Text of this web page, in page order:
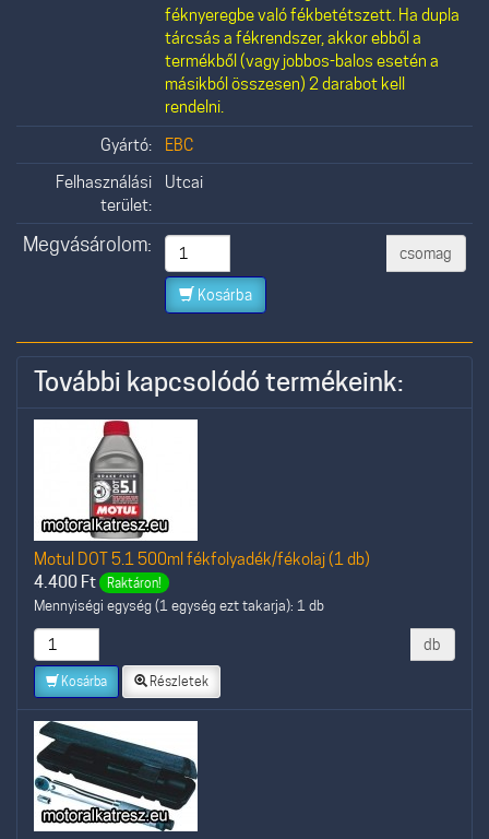
féknyeregbe való fékbetétszett. Ha dupla
tárcsás a fékrendszer, akkor ebből a
termékből (vagy jobbos-balos esetén a
másikból összesen) 2 darabot kell
rendelni.
Gyártó:
EBC
Felhasználási
terület:
Utcai
Megvásárolom: csomag
Kosárba
További kapcsolódó termékeink:
Motul DOT 5.1 500ml fékfolyadék/fékolaj (1 db)
4.400 Ft Raktáron!
Mennyiségi egység (1 egység ezt takarja): 1 db
db
Kosárba Részletek